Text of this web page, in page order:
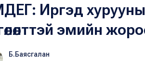
Иргэд
эмийн
Б.Баясгалан